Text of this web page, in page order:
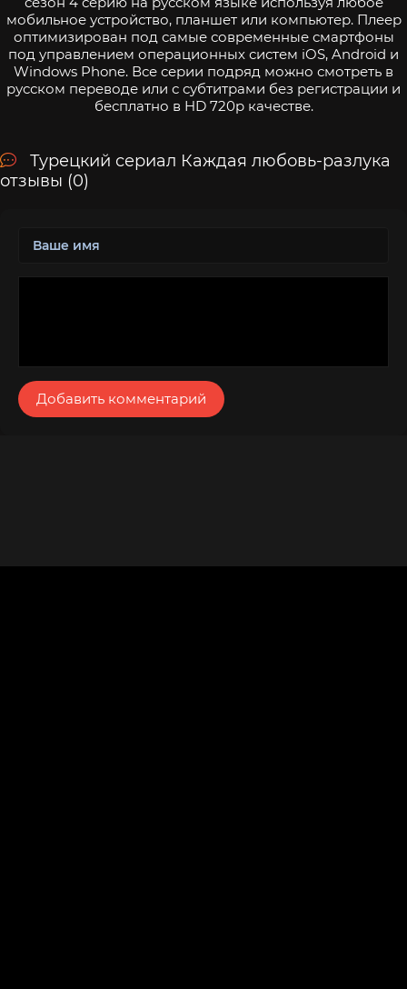
мобильное устройство, планшет или компьютер. Плеер
оптимизирован под самые современные смартфоны
под управлением операционных систем iOS, Android и
Windows Phone. Все серии подряд можно смотреть в
русском переводе или с субтитрами без регистрации и
бесплатно в HD 720p качестве.
Турецкий сериал Каждая любовь-разлука
отзывы (0)
Добавить комментарий